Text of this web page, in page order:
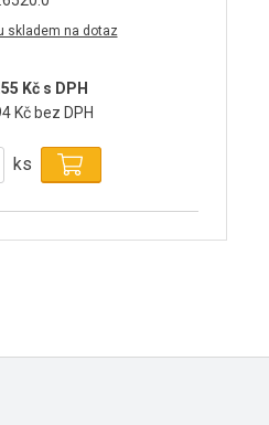
skladem na dotaz
Kč s DPH
Kč bez DPH
ks